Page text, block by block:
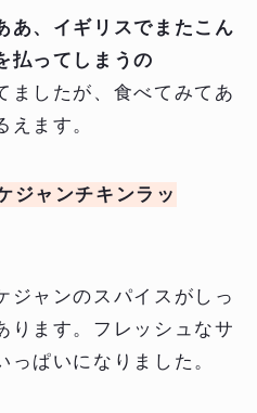
あ、イギリスでまたこん
払ってしまうの
ましたが、食べてみてあ
えます。
ジャンチキンラッ
ジャンのスパイスがしっ
ります。フレッシュなサ
ぱいになりました。